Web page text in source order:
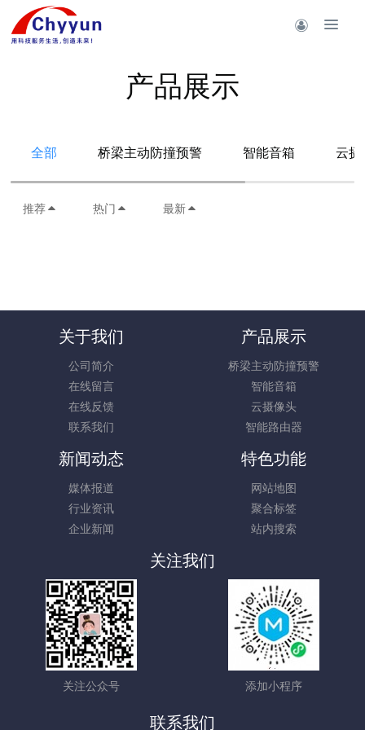
产品展示
全部 桥梁主动防撞预警 智能音箱 云
推荐 热门 最新
关于我们
公司简介
在线留言
在线反馈
联系我们
产品展示
桥梁主动防撞预警
智能音箱
云摄像头
智能路由器
新闻动态
媒体报道
行业资讯
企业新闻
特色功能
网站地图
聚合标签
站内搜索
关注我们
关注公众号 添加小程序
联系我们